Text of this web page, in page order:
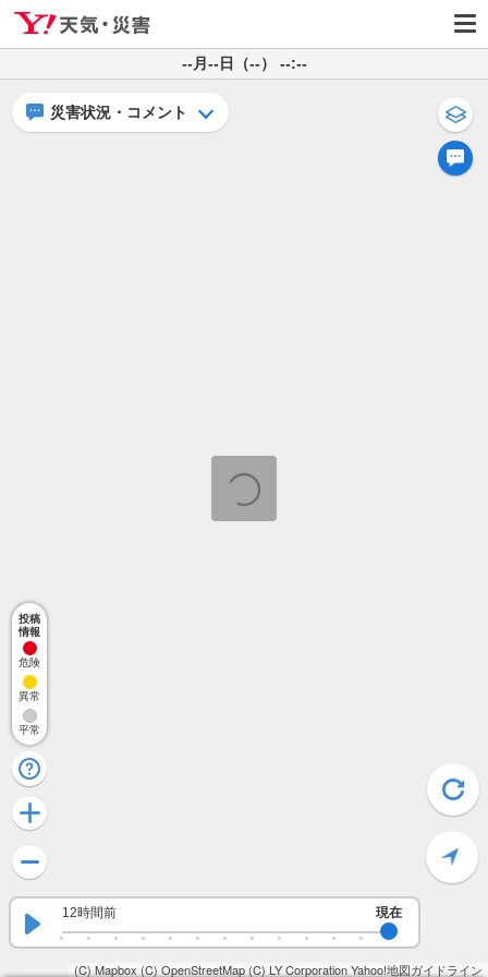
--月--日（--） --:--
(C) Mapbox (C) OpenStreetMap(C) LY CorporationYahoo!地図ガイドライン
災害状況・コメント
12時間前 現在
投稿
情報
危険
異常
平常